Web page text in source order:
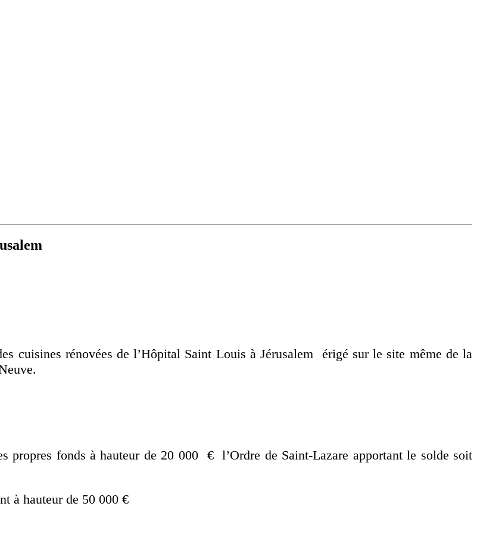
cuisines rénovées de l’Hôpital Saint Louis à Jérusalem érigé sur le site même de la
propres fonds à hauteur de 20 000 € l’Ordre de Saint-Lazare apportant le solde soit
à hauteur de 50 000 €